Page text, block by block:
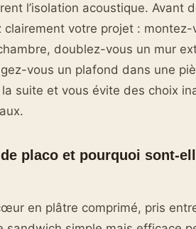
l’isolation acoustique. Avant
votre projet : montez-
doublez-vous un mur
vous un plafond dans une
suite et vous évite des choix
placo et pourquoi sont-
en plâtre comprimé, pris